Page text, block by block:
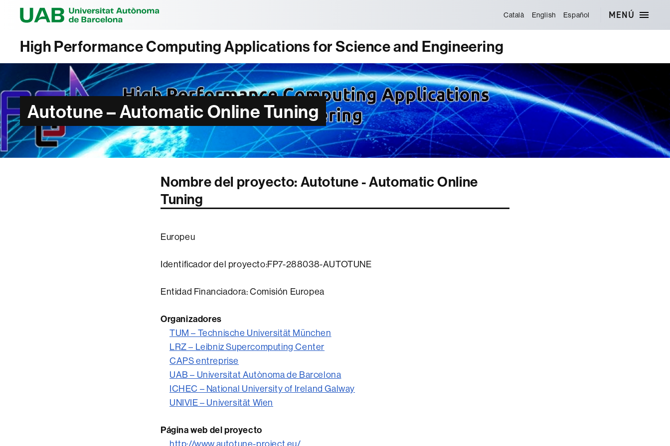
Català English Español MENÚ
High Performance Computing Applications for Science and Engineering
Autotune – Automatic Online Tuning
Nombre del proyecto: Autotune - Automatic Online
Tuning
Europeu
Identificador del proyecto:FP7-288038-AUTOTUNE
Entidad Financiadora: Comisión Europea
Organizadores
TUM – Technische Universität München
LRZ – Leibniz Supercomputing Center
CAPS entreprise
UAB – Universitat Autònoma de Barcelona
ICHEC – National University of Ireland Galway
UNIVIE – Universität Wien
Página web del proyecto